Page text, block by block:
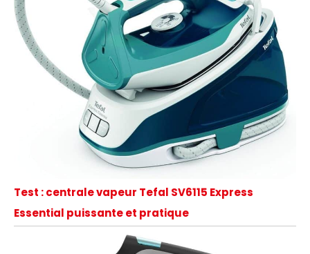
Test : centrale vapeur Tefal SV6115 Express
Essential puissante et pratique